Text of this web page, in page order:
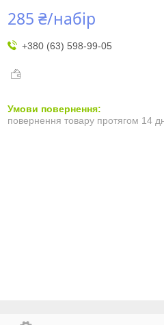
285 ₴/набір
+380 (63) 598-99-05
повернення товару протягом 14